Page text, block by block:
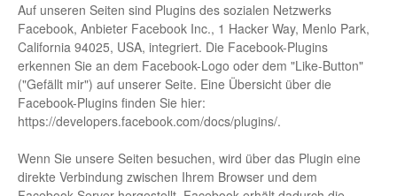
Auf unseren Seiten sind Plugins des sozialen Netzwerks
Facebook, Anbieter Facebook Inc., 1 Hacker Way, Menlo Park,
California 94025, USA, integriert. Die Facebook-Plugins
erkennen Sie an dem Facebook-Logo oder dem "Like-Button"
("Gefällt mir") auf unserer Seite. Eine Übersicht über die
Facebook-Plugins finden Sie hier:
https://developers.facebook.com/docs/plugins/.
Wenn Sie unsere Seiten besuchen, wird über das Plugin eine
direkte Verbindung zwischen Ihrem Browser und dem